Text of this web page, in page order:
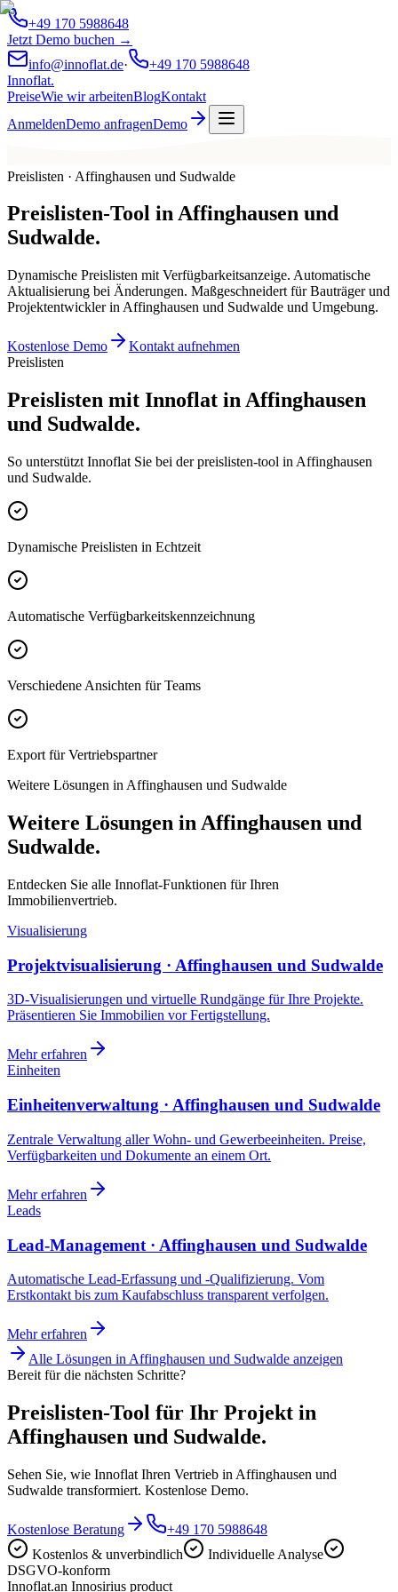
+49 170 5988648
Jetzt Demo buchen →
info@innoflat.de·
+49 170 5988648
Innoflat.
PreiseWie wir arbeitenBlogKontakt
AnmeldenDemo anfragenDemo
Preislisten · Affinghausen und Sudwalde
Preislisten-Tool inAffinghausen und
Sudwalde.
Dynamische Preislisten mit Verfügbarkeitsanzeige. Automatische
Aktualisierung bei Änderungen. Maßgeschneidert für Bauträger und
Projektentwickler in Affinghausen und Sudwalde und Umgebung.
Kostenlose Demo
Kontakt aufnehmen
Preislisten
Preislisten mit Innoflat in Affinghausen
und Sudwalde.
So unterstützt Innoflat Sie bei der preislisten-tool in Affinghausen
und Sudwalde.
Dynamische Preislisten in Echtzeit
Automatische Verfügbarkeitskennzeichnung
Verschiedene Ansichten für Teams
Export für Vertriebspartner
Weitere Lösungen in Affinghausen und Sudwalde
Weitere Lösungen in Affinghausen und
Sudwalde.
Entdecken Sie alle Innoflat-Funktionen für Ihren
Immobilienvertrieb.
Visualisierung
Projektvisualisierung · Affinghausen und Sudwalde
3D-Visualisierungen und virtuelle Rundgänge für Ihre Projekte.
Präsentieren Sie Immobilien vor Fertigstellung.
Mehr erfahren
Einheiten
Einheitenverwaltung · Affinghausen und Sudwalde
Zentrale Verwaltung aller Wohn- und Gewerbeeinheiten. Preise,
Verfügbarkeiten und Dokumente an einem Ort.
Mehr erfahren
Leads
Lead-Management · Affinghausen und Sudwalde
Automatische Lead-Erfassung und -Qualifizierung. Vom
Erstkontakt bis zum Kaufabschluss transparent verfolgen.
Mehr erfahren
Alle Lösungen in Affinghausen und Sudwalde anzeigen
Bereit für die nächsten Schritte?
Preislisten-Tool für Ihr Projekt in
Affinghausen und Sudwalde.
Sehen Sie, wie Innoflat Ihren Vertrieb in Affinghausen und
Sudwalde transformiert. Kostenlose Demo.
Kostenlose Beratung
+49 170 5988648
Kostenlos & unverbindlich
Individuelle Analyse
DSGVO-konform
Innoflat.an Innosirius product